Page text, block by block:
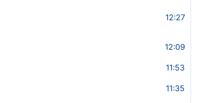
12:27
12:09
11:53
11:35